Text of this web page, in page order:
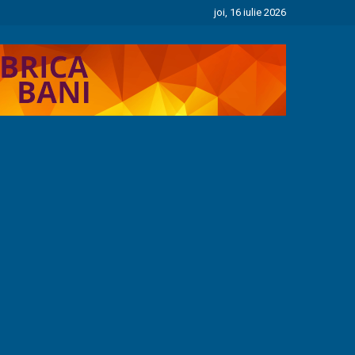
joi, 16 iulie 2026